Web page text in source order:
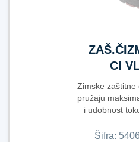
CI
Zimske zaštitne
pružaju
i udobnost
Šifra: